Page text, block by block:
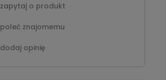
zapytaj o produkt
poleć znajomemu
dodaj opinię